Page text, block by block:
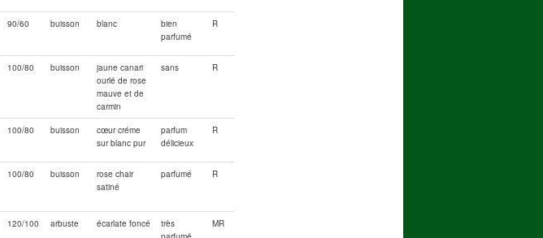
90/60 buisson blanc
bien
parfumé
R
100/80 buisson
jaune canari
ourlé de rose
mauve et de
carmin
sans R
100/80 buisson
cœur créme
sur blanc pur
parfum
délicieux
R
100/80 buisson
rose chair
satiné
parfumé R
120/100 arbuste écarlate foncé
très
MR